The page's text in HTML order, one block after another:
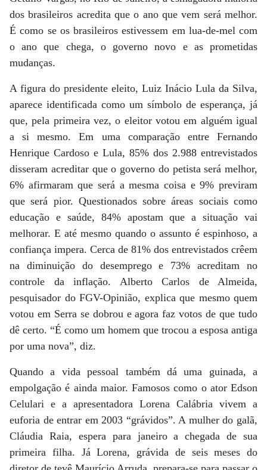
dos brasileiros acredita que o ano que vem será melhor.
É como se os brasileiros estivessem em lua-de-mel com
o ano que chega, o governo novo e as prometidas
mudanças.
A figura do presidente eleito, Luiz Inácio Lula da Silva,
aparece identificada como um símbolo de esperança, já
que, pela primeira vez, o eleitor votou em alguém igual
a si mesmo. Em uma comparação entre Fernando
Henrique Cardoso e Lula, 85% dos 2.988 entrevistados
disseram acreditar que o governo do petista será melhor,
6% afirmaram que será a mesma coisa e 9% previram
que será pior. Questionados sobre áreas sociais como
educação e saúde, 84% apostam que a situação vai
melhorar. E até mesmo quando o assunto é espinhoso, a
confiança impera. Cerca de 81% dos entrevistados crêem
na diminuição do desemprego e 73% acreditam no
controle da inflação. Alberto Carlos de Almeida,
pesquisador do FGV-Opinião, explica que mesmo quem
votou em Serra se dobrou e agora faz votos de que tudo
dê certo. “É como um homem que trocou a esposa antiga
por uma nova”, diz.
Quando a vida pessoal também dá uma guinada, a
empolgação é ainda maior. Famosos como o ator Edson
Celulari e a apresentadora Lorena Calábria vivem a
euforia de entrar em 2003 “grávidos”. A mulher do galã,
Cláudia Raia, espera para janeiro a chegada de sua
primeira filha. Já Lorena, grávida de seis meses do